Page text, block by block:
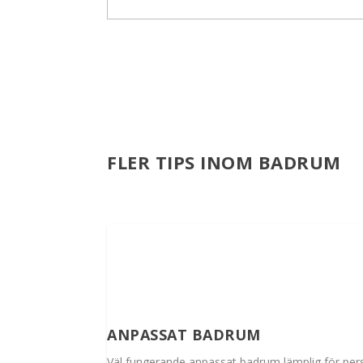
FLER TIPS INOM BADRUM
ANPASSAT BADRUM